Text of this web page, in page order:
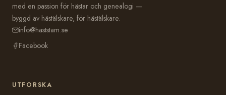
med en passion för hästar och genealogi —
byggd av hästälskare, för hästälskare.
info@haststam.se
Facebook
UTFORSKA